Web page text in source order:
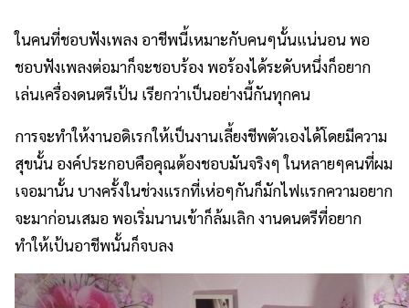
ในคนที่ชอบฟังเพลง อาชีพนี้เหมาะกับคนๆนั้นแน่นอน พอ
ชอบฟังเพลงต่อมาก็จะชอบร้อง พอร้องได้ระดับหนึ่งก็อยาก
เล่นเครื่องดนตรีเป้น เรียกว่าเป็นอย่างนี้กันทุกคน
การจะทำให้งานอดิเรกให้เป็นงานเลี้ยงชีพตัวเองได้โดยมีความ
สุขนั้น องค์ประกอบคือคุณต้องชอบมันจริงๆ ในหลายๆคนที่ผม
เจอมานั้น บางครั้งในช่วงแรกที่เห่อๆกันก็มักไฟแรกความอยาก
จะมาก่อนเสมอ พอเริ่มนานเข้าก็ล้มเลิก งานดนตรีที่อยาก
ทำให้เป้นอาชีพนั้นก็จบลง